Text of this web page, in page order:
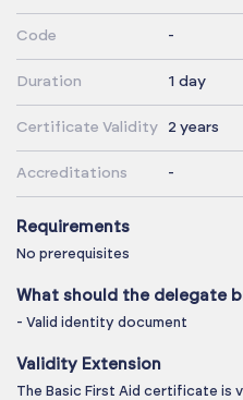
Code -
Duration 1 day
Certificate Validity 2 years
Accreditations -
Requirements
No prerequisites
What should the delegate
- Valid identity document
Validity Extension
The Basic First Aid certificate is